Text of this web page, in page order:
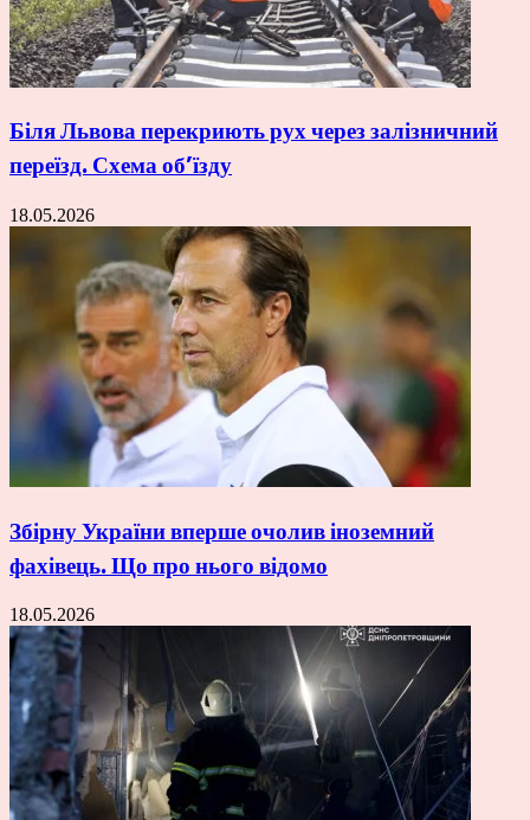
Біля Львова перекриють рух через залізничний
переїзд. Схема об’їзду
18.05.2026
Збірну України вперше очолив іноземний
фахівець. Що про нього відомо
18.05.2026